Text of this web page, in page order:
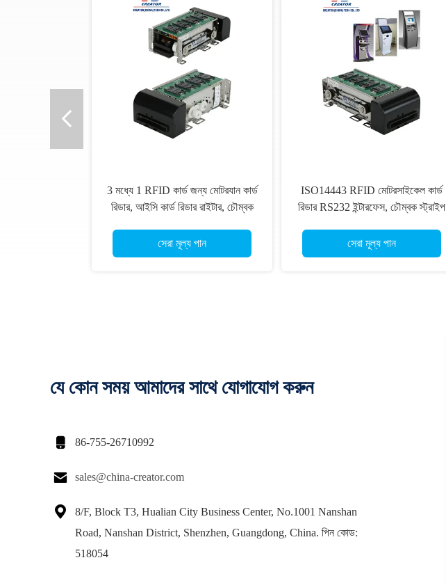
3 মধ্যে 1 RFID কার্ড জন্য মোটরযান কার্ড
রিডার, আইসি কার্ড রিডার রাইটার, চৌম্বক
সেরা মূল্য পান
ISO14443 RFID মোটরসাইকেল কার্ড
রিডার RS232 ইন্টারফেস, চৌম্বক স্ট্রাইপ
সেরা মূল্য পান
যে কোন সময় আমাদের সাথে যোগাযোগ করুন
 86-755-26710992
 sales@china-creator.com

8/F, Block T3, Hualian City Business Center, No.1001 Nanshan
Road, Nanshan District, Shenzhen, Guangdong, China. পিন কোড:
518054